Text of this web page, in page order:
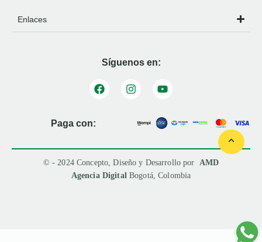
Enlaces
Síguenos en:
Paga con:
© - 2024 Concepto, Diseño y Desarrollo por AMD
Agencia Digital Bogotá, Colombia